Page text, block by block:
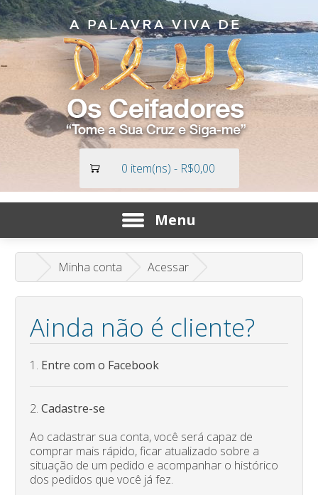
0 item(ns) - R$0,00
Menu
Minha conta Acessar
Ainda não é cliente?
1. Entre com o Facebook
2.Cadastre-se
Ao cadastrar sua conta, você será capaz de
comprar mais rápido, ficar atualizado sobre a
situação de um pedido e acompanhar o histórico
dos pedidos que você já fez.